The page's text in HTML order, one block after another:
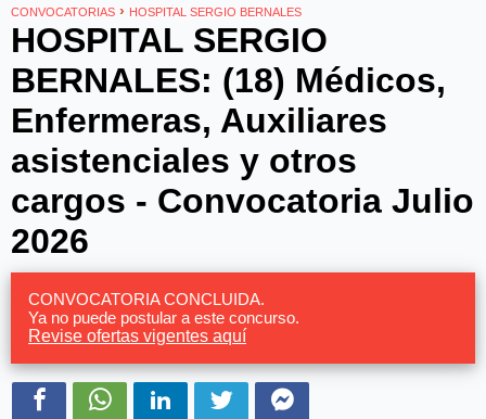
CONVOCATORIAS › HOSPITAL SERGIO BERNALES
HOSPITAL SERGIO
BERNALES: (18) Médicos,
Enfermeras, Auxiliares
asistenciales y otros
cargos - Convocatoria Julio
2026
CONVOCATORIA CONCLUIDA.
Ya no puede postular a este concurso.
Revise ofertas vigentes aquí